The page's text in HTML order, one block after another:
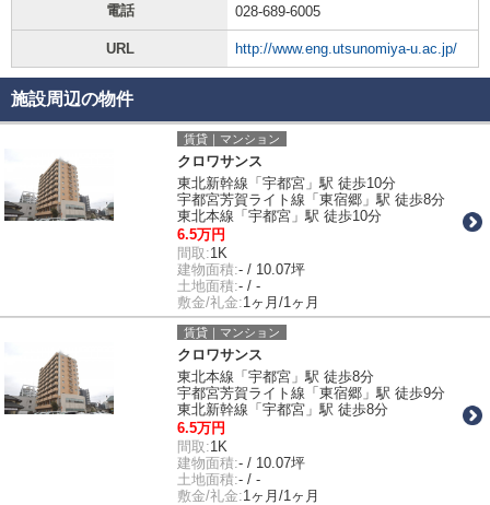
電話 028-689-6005
URL http://www.eng.utsunomiya-u.ac.jp/
施設周辺の物件
賃貸｜マンション
クロワサンス
東北新幹線「宇都宮」駅 徒歩10分
宇都宮芳賀ライト線「東宿郷」駅 徒歩8分
東北本線「宇都宮」駅 徒歩10分
6.5万円
間取:1K
建物面積:- / 10.07坪
土地面積:- / -
敷金/礼金:1ヶ月/1ヶ月
賃貸｜マンション
クロワサンス
東北本線「宇都宮」駅 徒歩8分
宇都宮芳賀ライト線「東宿郷」駅 徒歩9分
東北新幹線「宇都宮」駅 徒歩8分
6.5万円
間取:1K
建物面積:- / 10.07坪
土地面積:- / -
敷金/礼金:1ヶ月/1ヶ月